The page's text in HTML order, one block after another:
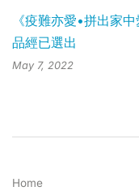
《疫難亦愛•拼出家
品經已選出
May 7, 2022
Home